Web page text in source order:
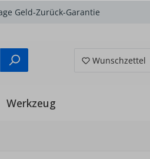
Geld-Zurück-Garantie
Wunschzettel
Werkzeug